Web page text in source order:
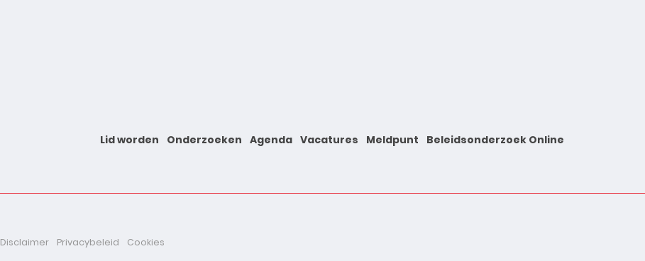
Lid worden Onderzoeken Agenda Vacatures Meldpunt Beleidsonderzoek Online
Disclaimer Privacybeleid Cookies